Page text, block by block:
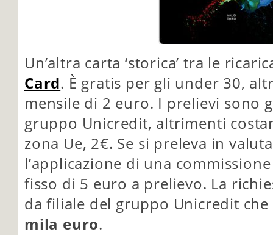
Un’altra carta ‘storica’ tra le
Card. È gratis per gli under 30,
mensile di 2 euro. I prelievi sono
gruppo Unicredit, altrimenti
zona Ue, 2€. Se si preleva in
l’applicazione di una
fisso di 5 euro a prelievo. La
da filiale del gruppo Unicredit
mila euro.